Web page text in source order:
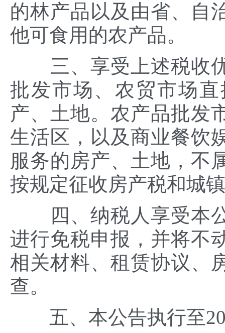
的林产品以及由省、自
他可食用的农产品。
三、享受上述税收优
批发市场、农贸市场
产、土地。农产品批发
生活区，以及商业餐饮
服务的房产、土地，不
按规定征收房产税和城
四、纳税人享受本公
进行免税申报，并将不
相关材料、租赁协议、
查。
五、本公告执行至